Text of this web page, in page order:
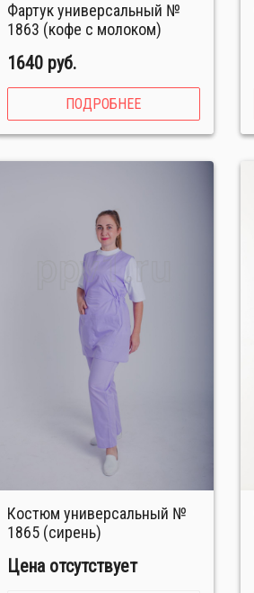
Фартук универсальный №
1863 (кофе с молоком)
1640 руб.
ПОДРОБНЕЕ
Костюм универсальный №
1865 (сирень)
Цена отсутствует